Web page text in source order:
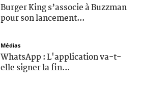
Burger King s’associe à Buzzman
pour son lancement...
Médias
WhatsApp : L'application va-t-
elle signer la fin...